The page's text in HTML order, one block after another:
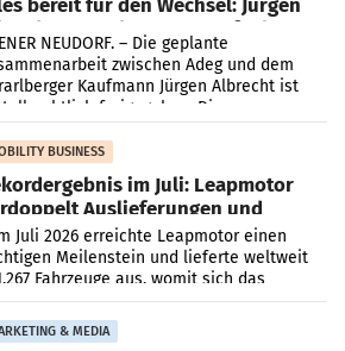
bereit für den Wechsel: Jürgen
setzt ab 1.1.2027 auf Adeg
NEUDORF. – Die geplante
zwischen Adeg und dem
Kaufmann Jürgen Albrecht ist
freigegeben: Die
und der
BUSINESS
im Juli: Leapmotor
Auslieferungen und
die 100.000er-Marke
Juli 2026 erreichte Leapmotor einen
Meilenstein und lieferte weltweit
Fahrzeuge aus, womit sich das
gegenüber Juli 2025 mehr als
(+102
& MEDIA